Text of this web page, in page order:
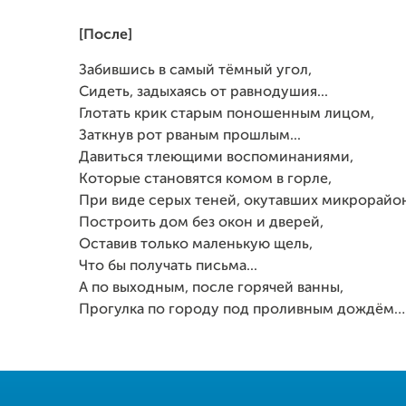
[После]
Забившись в самый тёмный угол,
Сидеть, задыхаясь от равнодушия...
Глотать крик старым поношенным лицом,
Заткнув рот рваным прошлым...
Давиться тлеющими воспоминаниями,
Которые становятся комом в горле,
При виде серых теней, окутавших
Построить дом без окон и дверей,
Оставив только маленькую щель,
Что бы получать письма...
А по выходным, после горячей ванны,
Прогулка по городу под проливным дождём…